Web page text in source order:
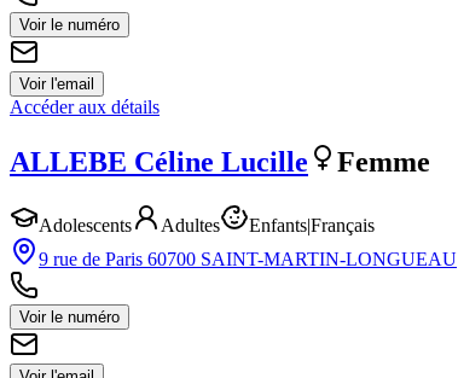
Voir le numéro
Voir l'email
Accéder aux détails
ALLEBE Céline Lucille Femme
Adolescents Adultes Enfants|Français
9 rue de Paris 60700 SAINT-MARTIN-LONGUEAU
Voir le numéro